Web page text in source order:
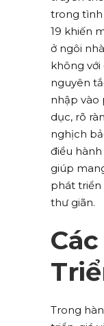
trong tình
19 khiến
ở ngôi
không với
nguyên
nhập vào
dục, rõ
nghịch
điều
giúp
phát
thư giãn.
Trong